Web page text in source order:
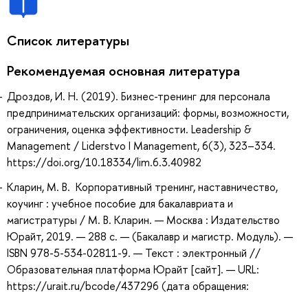
Список литературы
Рекомендуемая основная литература
Дроздов, И. Н. (2019). Бизнес-тренинг для персонала
предпринимательских организаций: формы, возможности,
ограничения, оценка эффективности. Leadership &
Management / Liderstvo I Management, 6(3), 323–334.
https://doi.org/10.18334/lim.6.3.40982
Кларин, М. В. Корпоративный тренинг, наставничество,
коучинг : учебное пособие для бакалавриата и
магистратуры / М. В. Кларин. — Москва : Издательство
Юрайт, 2019. — 288 с. — (Бакалавр и магистр. Модуль). —
ISBN 978-5-534-02811-9. — Текст : электронный //
Образовательная платформа Юрайт [сайт]. — URL:
https://urait.ru/bcode/437296 (дата обращения: